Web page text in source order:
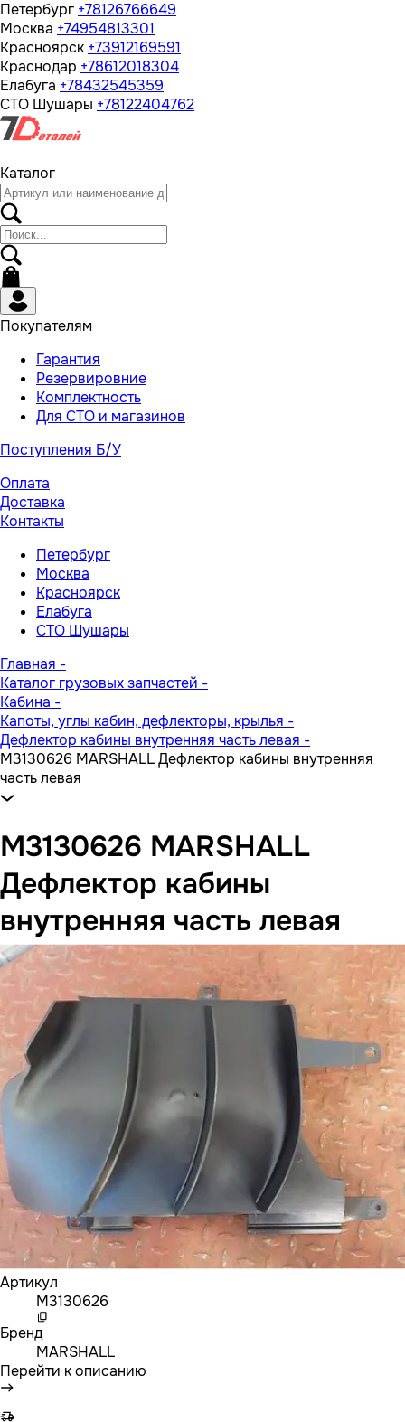
Петербург +78126766649
Москва +74954813301
Красноярск +73912169591
Краснодар +78612018304
Елабуга +78432545359
СТО Шушары +78122404762
Каталог
Покупателям
Гарантия
Резервировние
Комплектность
Для СТО и магазинов
Поступления Б/У
Оплата
Доставка
Контакты
Петербург
Москва
Красноярск
Елабуга
СТО Шушары
Главная -
Каталог грузовых запчастей -
Кабина -
Капоты, углы кабин, дефлекторы, крылья -
Дефлектор кабины внутренняя часть левая -
M3130626 MARSHALL Дефлектор кабины внутренняя
часть левая
M3130626 MARSHALL
Дефлектор кабины
внутренняя часть левая
Артикул
M3130626
Бренд
MARSHALL
Перейти к описанию